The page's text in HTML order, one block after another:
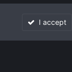
I accept